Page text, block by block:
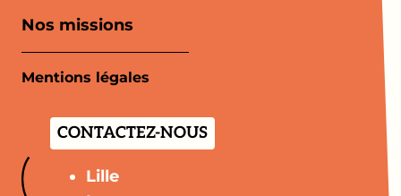
Nos missions
Mentions légales
CONTACTEZ-NOUS
Lille